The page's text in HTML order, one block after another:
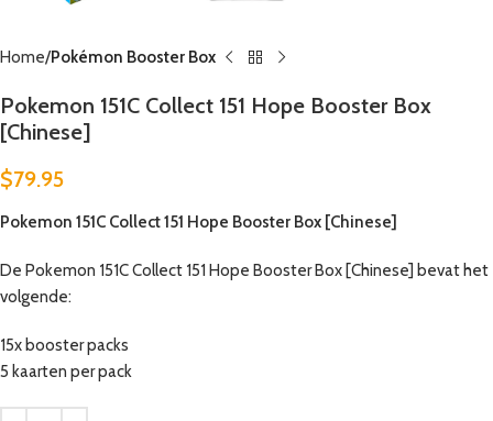
Home Pokémon Booster Box
Pokemon 151C Collect 151 Hope Booster Box
[Chinese]
$79.95
Pokemon 151C Collect 151 Hope Booster Box [Chinese]
De Pokemon 151C Collect 151 Hope Booster Box [Chinese] bevat het
volgende:
15x booster packs
5 kaarten per pack